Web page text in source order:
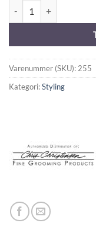
Varenummer (SKU): 255
Kategori:Styling